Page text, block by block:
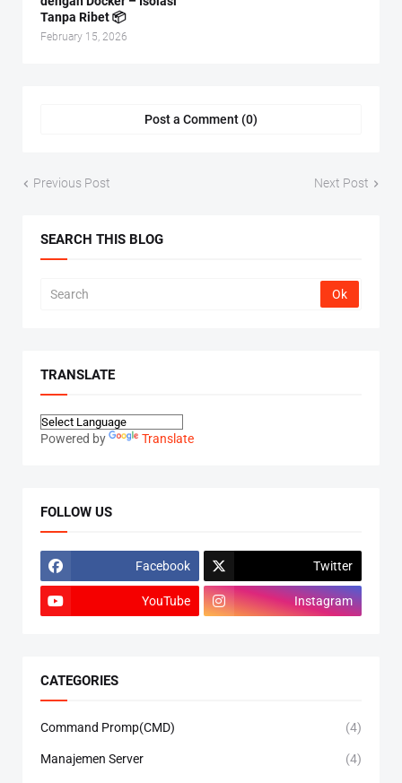
Tanpa Ribet 📦
February 15, 2026
Post a Comment (0)
Previous Post Next Post
SEARCH THIS BLOG
TRANSLATE
Powered by Translate
FOLLOW US
Facebook Twitter
YouTube Instagram
CATEGORIES
Command Promp(CMD) (4)
Manajemen Server (4)